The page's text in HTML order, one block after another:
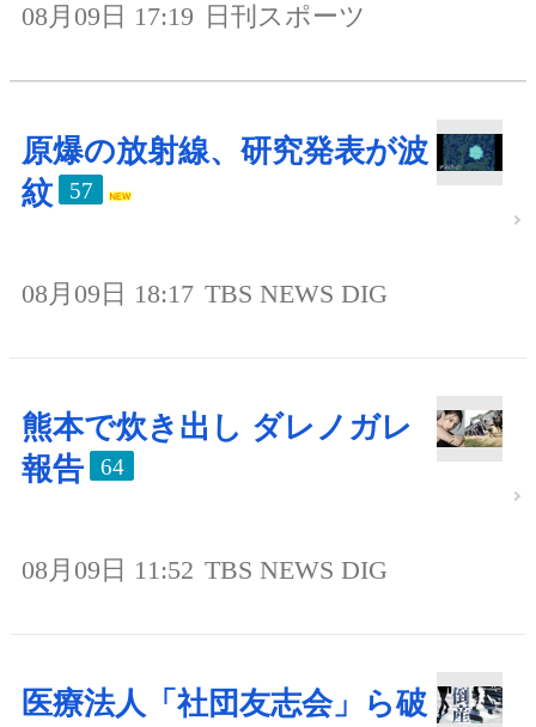
08月09日 17:19 日刊スポーツ
原爆の放射線、研究発表が波
紋
57
08月09日 18:17 TBS NEWS DIG
熊本で炊き出し ダレノガレ
報告
64
08月09日 11:52 TBS NEWS DIG
医療法人「社団友志会」ら破